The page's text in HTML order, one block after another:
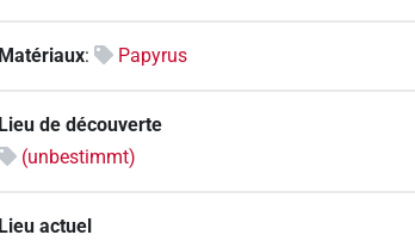
Matériaux: Papyrus
Lieu de découverte
(unbestimmt)
Lieu actuel